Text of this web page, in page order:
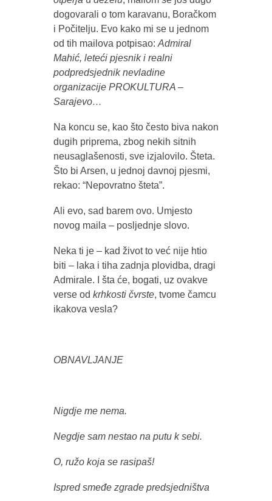
dogovarali o tom karavanu, Boračkom
i Počitelju. Evo kako mi se u jednom
od tih mailova potpisao: Admiral
Mahić, leteći pjesnik i realni
podpredsjednik nevladine
organizacije PROKULTURA –
Sarajevo…
Na koncu se, kao što često biva nakon
dugih priprema, zbog nekih sitnih
neusaglašenosti, sve izjalovilo. Šteta.
Što bi Arsen, u jednoj davnoj pjesmi,
rekao: “Nepovratno šteta”.
Ali evo, sad barem ovo. Umjesto
novog maila – posljednje slovo.
Neka ti je – kad život to već nije htio
biti – laka i tiha zadnja plovidba, dragi
Admirale. I šta će, bogati, uz ovakve
verse od krhkosti čvrste, tvome čamcu
ikakova vesla?
OBNAVLJANJE
Nigdje me nema.
Negdje sam nestao na putu k sebi.
O, ružo koja se rasipaš!
Ispred smeđe zgrade predsjedništva